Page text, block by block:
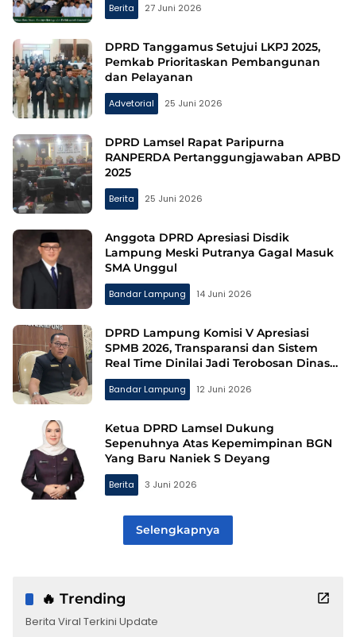
Berita 27 Juni 2026
DPRD Tanggamus Setujui LKPJ 2025,
Pemkab Prioritaskan Pembangunan
dan Pelayanan
Advetorial 25 Juni 2026
DPRD Lamsel Rapat Paripurna
RANPERDA Pertanggungjawaban APBD
2025
Berita 25 Juni 2026
Anggota DPRD Apresiasi Disdik
Lampung Meski Putranya Gagal Masuk
SMA Unggul
Bandar Lampung 14 Juni 2026
DPRD Lampung Komisi V Apresiasi
SPMB 2026, Transparansi dan Sistem
Real Time Dinilai Jadi Terobosan Dinas
pendidikan yang Sukses
Bandar Lampung 12 Juni 2026
Ketua DPRD Lamsel Dukung
Sepenuhnya Atas Kepemimpinan BGN
Yang Baru Naniek S Deyang
Berita 3 Juni 2026
Selengkapnya
🔥 Trending
Berita Viral Terkini Update